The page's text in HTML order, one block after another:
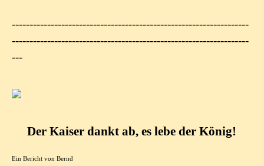
-------------------------------------------------------------------
-------------------------------------------------------------------
---
Der Kaiser dankt ab, es lebe der König!
Ein Bericht von Bernd